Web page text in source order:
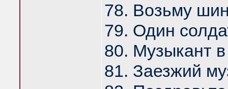
78. Возьму
79. Один
80. Музыкант
81. Заезжий